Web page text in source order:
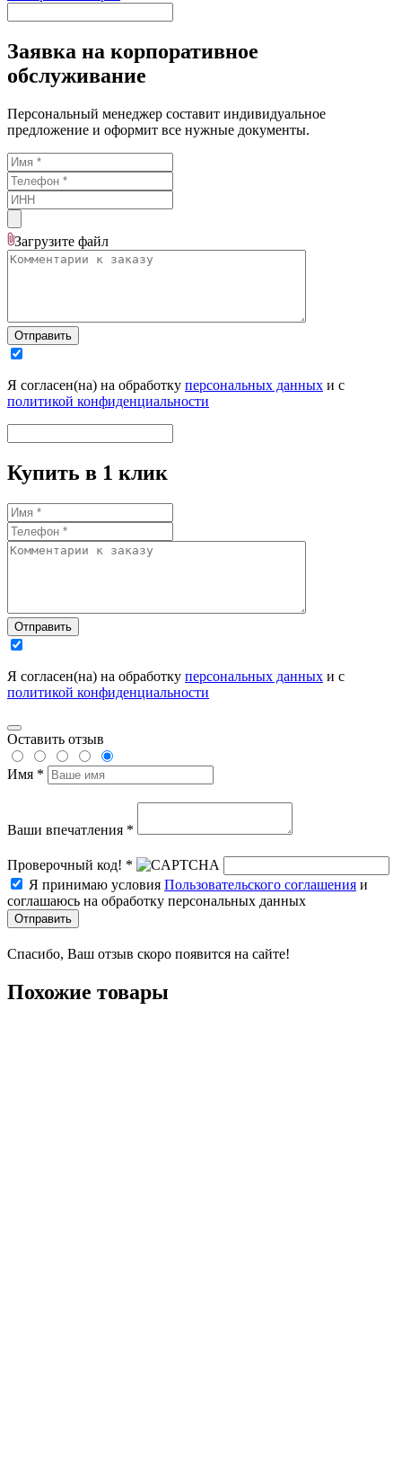
Заявка на корпоративное
обслуживание
Персональный менеджер составит индивидуальное
предложение и оформит все нужные документы.
Загрузите файл
Отправить
Я согласен(на) на обработку персональных данных и с
политикой конфиденциальности
Купить в 1 клик
Отправить
Я согласен(на) на обработку персональных данных и с
политикой конфиденциальности
Оставить отзыв
Имя *
Ваши впечатления *
Проверочный код! *
Я принимаю условия Пользовательского соглашения и
соглашаюсь на обработку персональных данных
Отправить
Спасибо, Ваш отзыв скоро появится на сайте!
Похожие товары